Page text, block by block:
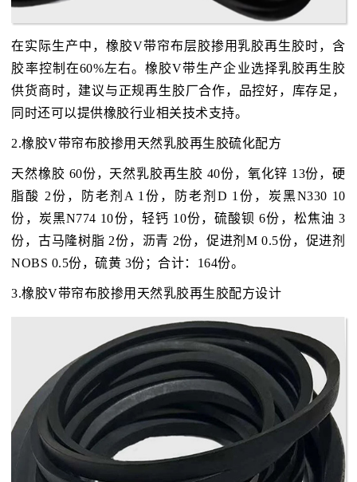
在实际生产中，橡胶V带帘布层胶掺用乳胶再生胶时，含
胶率控制在60%左右。橡胶V带生产企业选择乳胶再生胶
供货商时，建议与正规再生胶厂合作，品控好，库存足，
同时还可以提供橡胶行业相关技术支持。
2.橡胶V带帘布胶掺用天然乳胶再生胶硫化配方
天然橡胶 60份，天然乳胶再生胶 40份，氧化锌 13份，硬
脂酸 2份，防老剂A 1份，防老剂D 1份，炭黑N330 10
份，炭黑N774 10份，轻钙 10份，硫酸钡 6份，松焦油 3
份，古马隆树脂 2份，沥青 2份，促进剂M 0.5份，促进剂
NOBS 0.5份，硫黄 3份；合计：164份。
3.橡胶V带帘布胶掺用天然乳胶再生胶配方设计